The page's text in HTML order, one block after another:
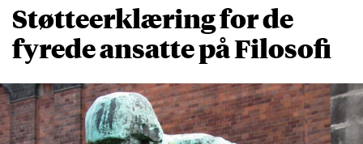
Støtteerklæring for de
fyrede ansatte på Filosofi